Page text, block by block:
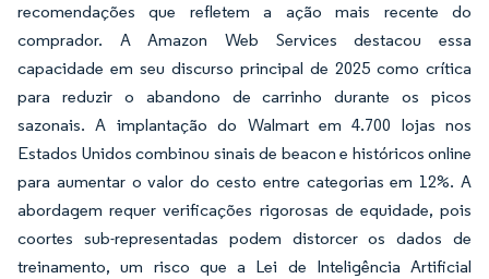
recomendações que refletem a ação mais recente do
comprador. A Amazon Web Services destacou essa
capacidade em seu discurso principal de 2025 como crítica
para reduzir o abandono de carrinho durante os picos
sazonais. A implantação do Walmart em 4.700 lojas nos
Estados Unidos combinou sinais de beacon e históricos online
para aumentar o valor do cesto entre categorias em 12%. A
abordagem requer verificações rigorosas de equidade, pois
coortes sub-representadas podem distorcer os dados de
treinamento, um risco que a Lei de Inteligência Artificial